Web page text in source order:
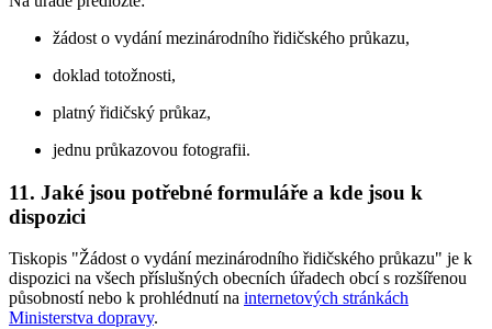
žádost o vydání mezinárodního řidičského průkazu,
doklad totožnosti,
platný řidičský průkaz,
jednu průkazovou fotografii.
11. Jaké jsou potřebné formuláře a kde jsou k
dispozici
Tiskopis "Žádost o vydání mezinárodního řidičského průkazu" je k
dispozici na všech příslušných obecních úřadech obcí s rozšířenou
působností nebo k prohlédnutí na internetových stránkách
Ministerstva dopravy.